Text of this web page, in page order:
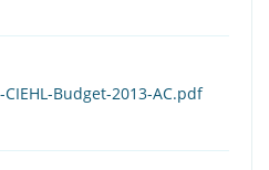
Budget-2013-AC.pdf